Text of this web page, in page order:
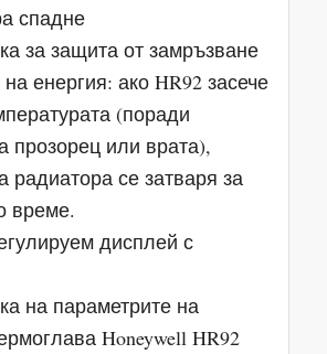
спадне
за защита от замръзване
енергия: ако HR92 засече
(поради
прозорец или врата),
радиатора се затваря за
време.
дисплей с
на параметрите на
Honeywell HR92